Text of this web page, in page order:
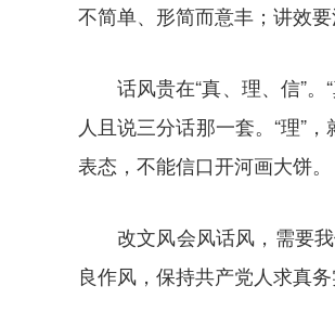
不简单、形简而意丰；讲效
话风贵在“真、理、信”
人且说三分话那一套。“理”
表态，不能信口开河画大饼。
改文风会风话风，需要
良作风，保持共产党人求真